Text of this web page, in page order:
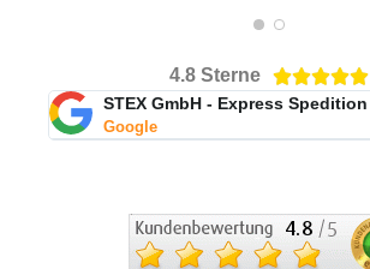
4.8 Sterne 
STEX GmbH - Express Spedition
Google